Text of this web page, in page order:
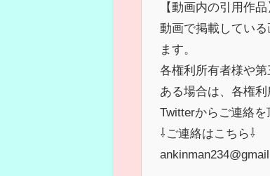
【動画内の引用作品
動画で掲載してい
ます。
各権利所有者様や
ある場合は、各権
Twitterからご連絡を
⇩ご連絡はこちら⇩